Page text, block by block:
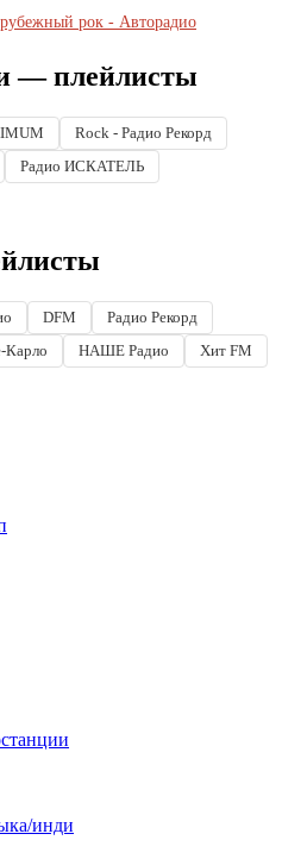
рок - Авторадио
— плейлисты
Rock - Радио Рекорд
Радио ИСКАТЕЛЬ
DFM
Радио Рекорд
Карло НАШЕ Радио Хит FM
инди